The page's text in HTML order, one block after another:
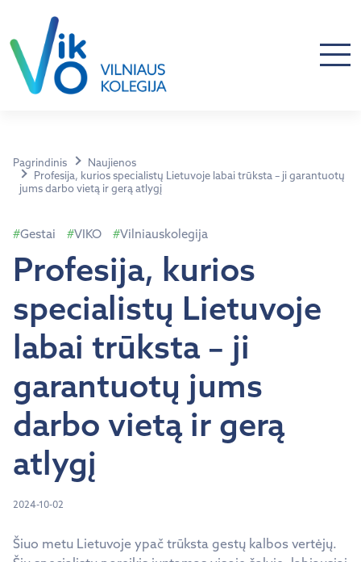
Pagrindinis
Naujienos
Profesija, kurios specialistų Lietuvoje labai trūksta – ji garantuotų
jums darbo vietą ir gerą atlygį
Gestai VIKO Vilniauskolegija
Profesija, kurios
specialistų Lietuvoje
labai trūksta – ji
garantuotų jums
darbo vietą ir gerą
atlygį
2024-10-02
Šiuo metu Lietuvoje ypač trūksta gestų kalbos vertėjų.